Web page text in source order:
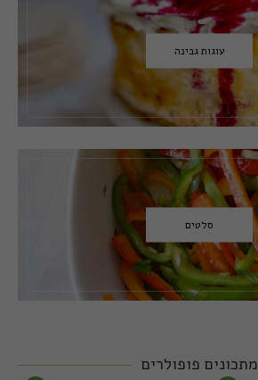
עוגות גבינה
סלטים
מתכונים פופולרים